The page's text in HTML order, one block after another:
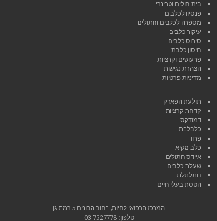
בית חולים וטרינרי
פנסיון לכלבים
מספרה לכלבים וחתולים
עיקור כלבים
סירוס כלבים
חיסון כלבת
פרעושים וקרציות
הצהרת נגישות
מדיניות פרטיות
תולעת הפארק
קדחת קרציות
דמודקס
כלבלבת
פרוו
כלב מקיא
איידס חתולים
שעלת כלבים
חתלתלת
הטסת בעלי חיים
המרכז הרפואי לחיות, רחוב הבונים 5 רמת גן
טלפון: 03-7527778